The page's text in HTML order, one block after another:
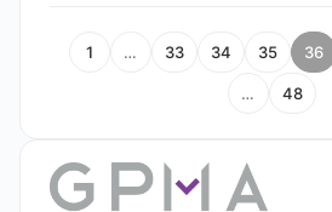
1 … 33 34 35 36
… 48